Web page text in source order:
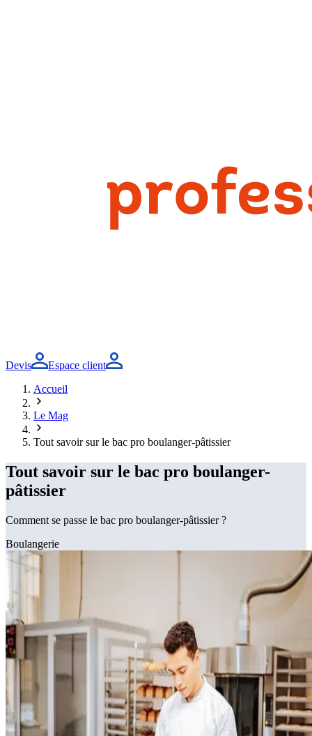
Devis
Espace client
Accueil
Le Mag
Tout savoir sur le bac pro boulanger-pâtissier
Tout savoir sur le bac pro boulanger-
pâtissier
Comment se passe le bac pro boulanger-pâtissier ?
Boulangerie